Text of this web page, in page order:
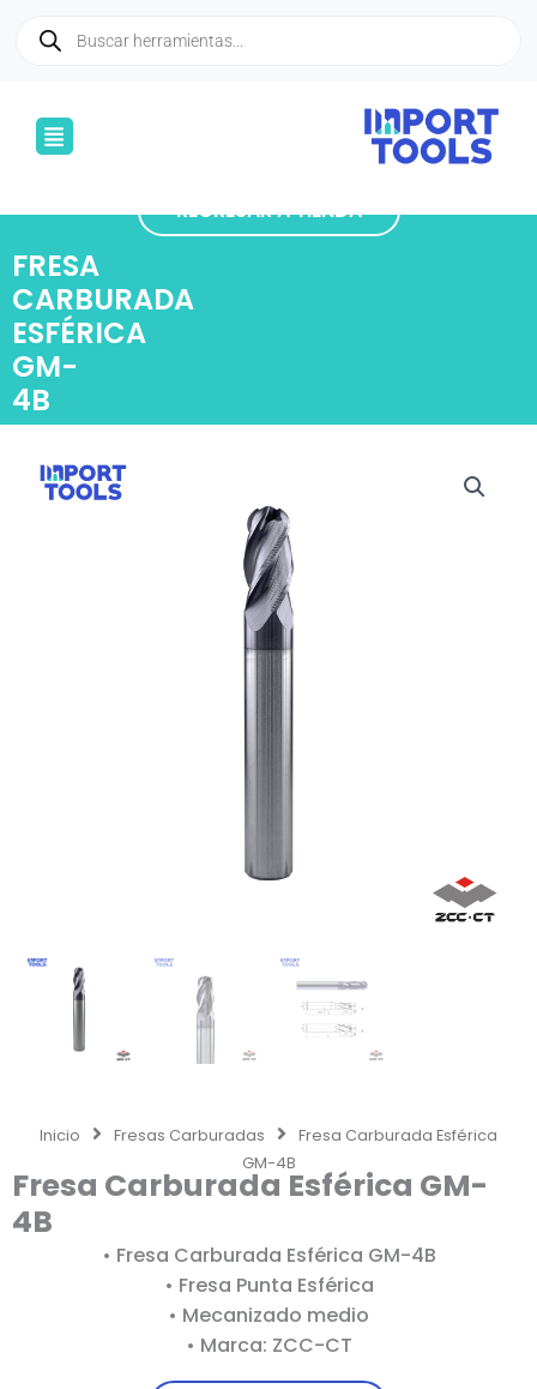
productos
Menú
FRESA
CARBURADA
ESFÉRICA
GM-
4B
REGRESAR A TIENDA
Inicio Fresas Carburadas
Fresa Carburada Esférica
GM-4B
Fresa Carburada Esférica GM-
4B
• Fresa Carburada Esférica GM-4B
• Fresa Punta Esférica
• Mecanizado medio
• Marca: ZCC-CT